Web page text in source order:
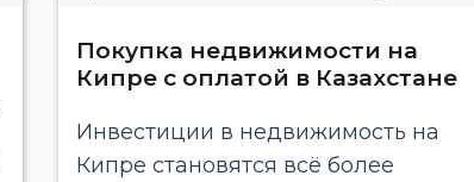
Покупка недвижимости на
Кипре с оплатой в Казахстане
Инвестиции в недвижимость на
Кипре становятся всё более